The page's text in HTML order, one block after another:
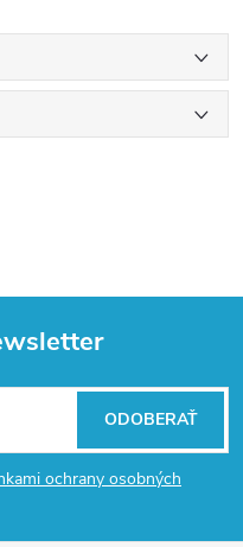
ochrany osobných
ODOBERAŤ